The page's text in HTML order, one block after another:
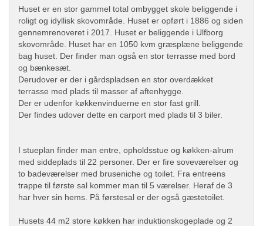
Huset er en stor gammel total ombygget skole beliggende i
roligt og idyllisk skovområde. Huset er opført i 1886 og siden
gennemrenoveret i 2017. Huset er beliggende i Ulfborg
skovområde. Huset har en 1050 kvm græsplæne beliggende
bag huset. Der finder man også en stor terrasse med bord
og bænkesæt.
Derudover er der i gårdspladsen en stor overdækket
terrasse med plads til masser af aftenhygge.
Der er udenfor køkkenvinduerne en stor fast grill.
Der findes udover dette en carport med plads til 3 biler.
I stueplan finder man entre, opholdsstue og køkken-alrum
med siddeplads til 22 personer. Der er fire soveværelser og
to badeværelser med bruseniche og toilet. Fra entreens
trappe til første sal kommer man til 5 værelser. Heraf de 3
har hver sin hems. På førstesal er der også gæstetoilet.
Husets 44 m2 store køkken har induktionskogeplade og 2